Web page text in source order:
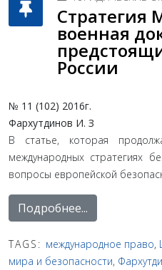
Стратегия
военная
России
№ 11 (102) 2016г.
Фархутдинов И. З
В статье, которая
международных стратегиях
вопросы европейской
Подробнее...
TAGS: международное право,
мира и безопасности,